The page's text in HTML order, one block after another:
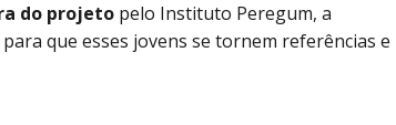
do projeto pelo Instituto Peregum, a
que esses jovens se tornem referências e